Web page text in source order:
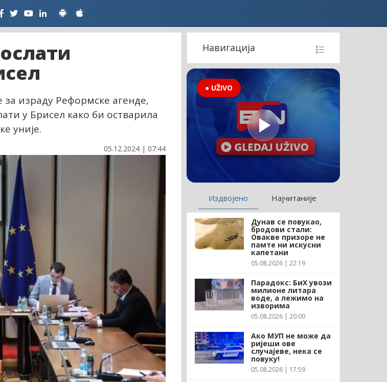
за израду Реформске агенде,
у Брисел како би остварила
уније.
05.12.2024 | 07:44
Навигација
● UŽIVO
Издвојено Најчитаније
Дунав се повукао,
бродови стали:
Овакве призоре не
памте ни искусни
капетани
05.08.2026 | 22:19
Парадокс: БиХ увози
милионе литара
воде, а лежимо на
изворима
05.08.2026 | 20:00
Ако МУП не може да
ријеши ове
случајеве, нека се
повуку!
05.08.2026 | 17:59